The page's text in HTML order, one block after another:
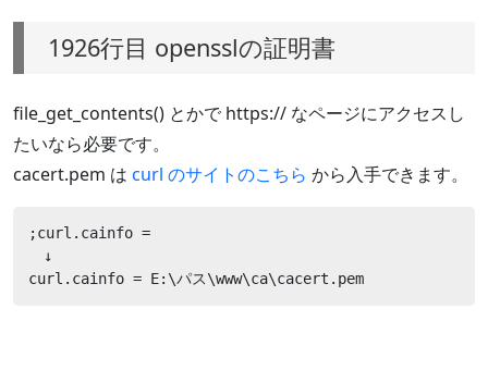
1926行目 opensslの証明書
file_get_contents() とかで https:// なページにアクセスし
たいなら必要です。
cacert.pem は curl のサイトのこちら から入手できます。
;curl.cainfo =
↓
curl.cainfo = E:\パス\www\ca\cacert.pem